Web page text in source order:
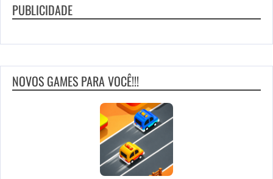
PUBLICIDADE
NOVOS GAMES PARA VOCÊ!!!